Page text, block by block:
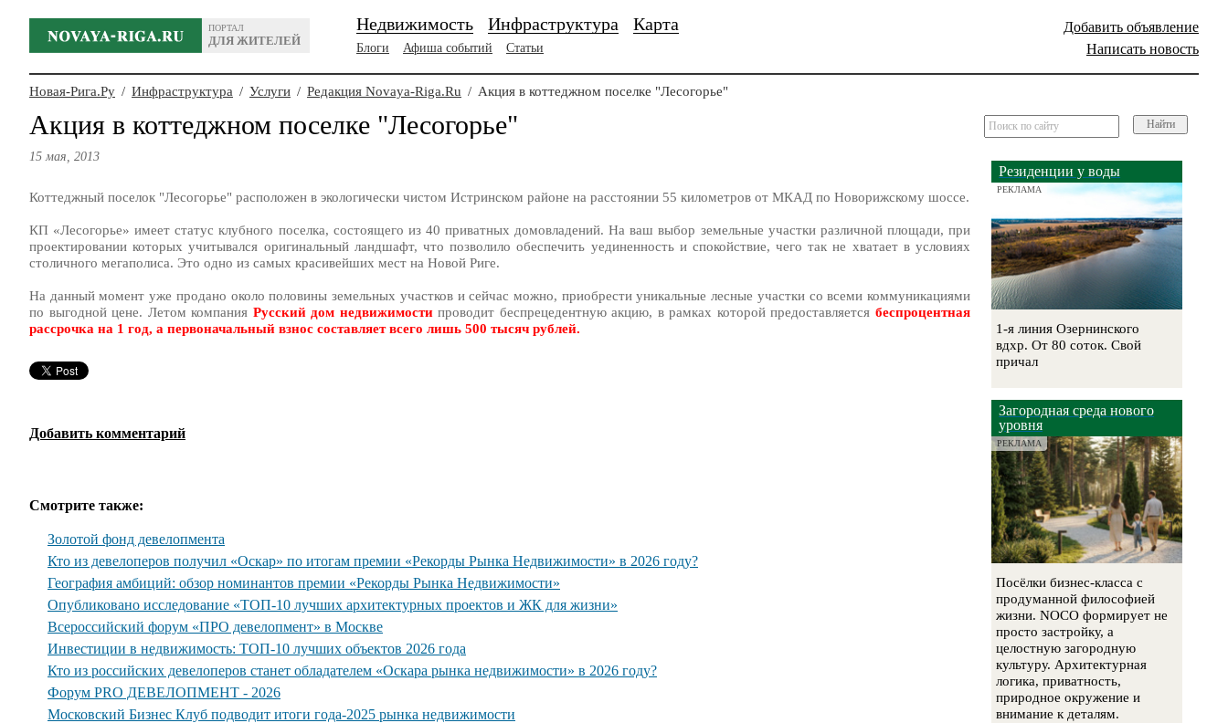
ПОРТАЛ
ДЛЯ ЖИТЕЛЕЙ
Добавить объявление
Написать новость
Недвижимость Инфраструктура Карта
Блоги Афиша событий Статьи
Новая-Рига.Ру / Инфраструктура / Услуги / Редакция Novaya-Riga.Ru / Акция в коттеджном поселке "Лесогорье"
Акция в коттеджном поселке "Лесогорье"
15 мая, 2013
Коттеджный поселок "Лесогорье" расположен в экологически чистом Истринском районе на расстоянии 55 километров от МКАД по Новорижскому шоссе.
КП «Лесогорье» имеет статус клубного поселка, состоящего из 40 приватных домовладений. На ваш выбор земельные участки различной площади, при
проектировании которых учитывался оригинальный ландшафт, что позволило обеспечить уединенность и спокойствие, чего так не хватает в условиях
столичного мегаполиса. Это одно из самых красивейших мест на Новой Риге.
На данный момент уже продано около половины земельных участков и сейчас можно, приобрести уникальные лесные участки со всеми коммуникациями
по выгодной цене. Летом компания Русский дом недвижимостипроводит беспрецедентную акцию, в рамках которой предоставляетсябеспроцентная
рассрочка на 1 год, а первоначальный взнос составляет всего лишь 500 тысяч рублей.
Добавить комментарий
Смотрите также:
Золотой фонд девелопмента
Кто из девелоперов получил «Оскар» по итогам премии «Рекорды Рынка Недвижимости» в 2026 году?
География амбиций: обзор номинантов премии «Рекорды Рынка Недвижимости»
Опубликовано исследование «ТОП-10 лучших архитектурных проектов и ЖК для жизни»
Всероссийский форум «ПРО девелопмент» в Москве
Инвестиции в недвижимость: ТОП-10 лучших объектов 2026 года
Кто из российских девелоперов станет обладателем «Оскара рынка недвижимости» в 2026 году?
Форум PRO ДЕВЕЛОПМЕНТ - 2026
Московский Бизнес Клуб подводит итоги года-2025 рынка недвижимости
Найти
Резиденции у воды
РЕКЛАМА
1-я линия Озернинского
вдхр. От 80 соток. Свой
причал
Загородная среда нового
уровня
РЕКЛАМА
Посёлки бизнес-класса с
продуманной философией
жизни. NOCO формирует не
просто застройку, а
целостную загородную
культуру. Архитектурная
логика, приватность,
природное окружение и
внимание к деталям.